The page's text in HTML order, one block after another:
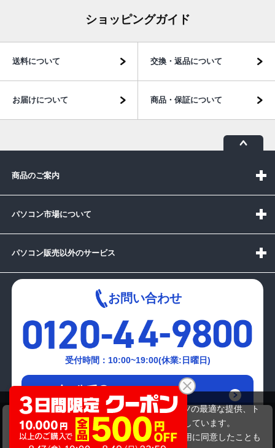
TOSHIBA PT35036ASFB
商品価格 43,780円
ショッピングガイド
送料について 交換・返品について
お届けについて 商品・保証について
商品のご案内
パソコン市場について
パソコン販売以外のサービス
お問い合わせ
受付時間：10:00~19:00(休業:日曜日)
メールでの
お問い合わせはこちら
当サイトでは利用体験の向上およびコンテンツの最適な提供、ト
ラフィックの分析を目的としてCookieを使用しています。
サイトの閲覧を継続された場合、Cookieの利用に同意したことも